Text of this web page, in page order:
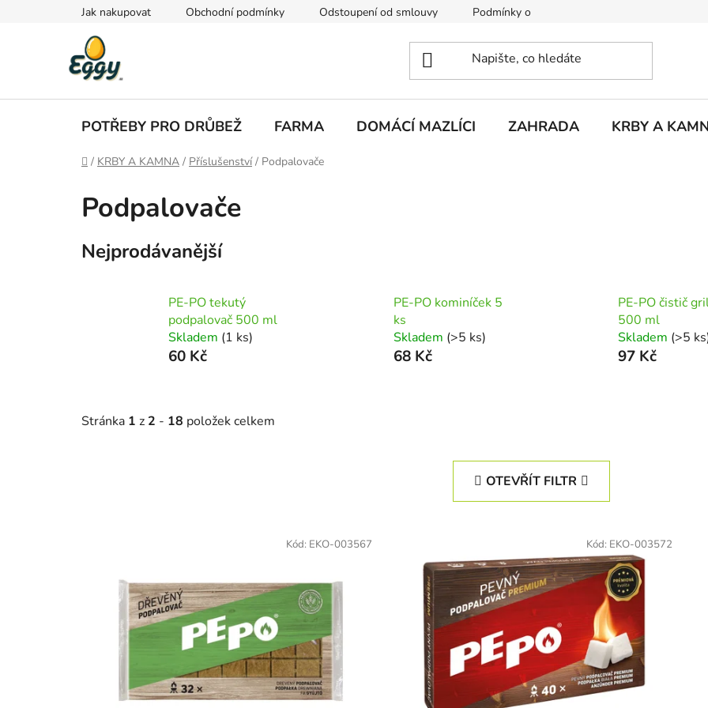
Jak nakupovat Obchodní podmínky Odstoupení od smlouvy Podmínky ochrany osobních údajů
POTŘEBY PRO DRŮBEŽ FARMA DOMÁCÍ MAZLÍCI ZAHRADA KRBY A
Domů
/ KRBY A KAMNA / Příslušenství / Podpalovače
Podpalovače
Nejprodávanější
PE-PO tekutý
podpalovač 500 ml
Skladem (1 ks)
60 Kč
PE-PO kominíček 5
ks
Skladem (>5 ks)
68 Kč
PE-PO čistič
500 ml
Skladem (>5
97 Kč
Stránka 1 z 2 - 18 položek celkem
OTEVŘÍT FILTR
Kód: EKO-003567 Kód: EKO-003572